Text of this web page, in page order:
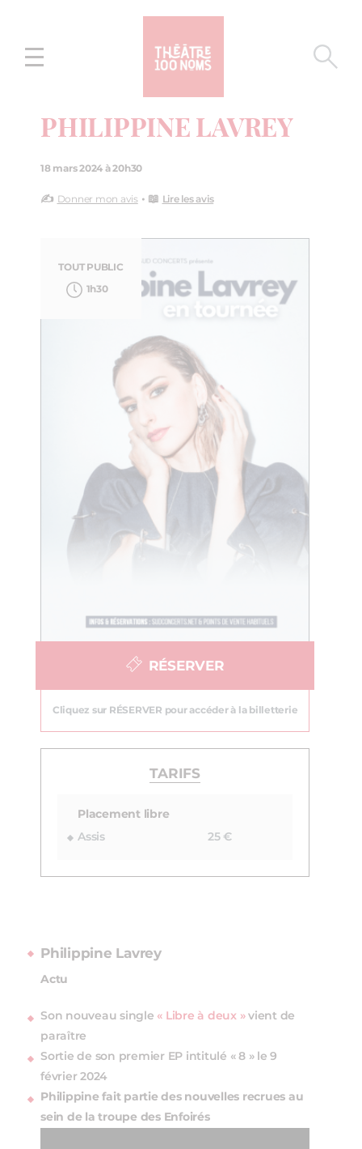
menu
PHILIPPINE LAVREY
18 mars 2024 à 20h30
✍️ Donner mon avis• 📖 Lire les avis
TOUT PUBLIC
1h30
RÉSERVER
Cliquez sur RÉSERVER pour accéder à la billetterie
TARIFS
Placement libre
Assis
25 €
Philippine Lavrey
Actu
Son nouveau single « Libre à deux »vient de
paraître
Sortie de son premier EP intitulé « 8 » le 9
février 2024
Philippine fait partie des nouvelles recrues au
sein de la troupe des Enfoirés